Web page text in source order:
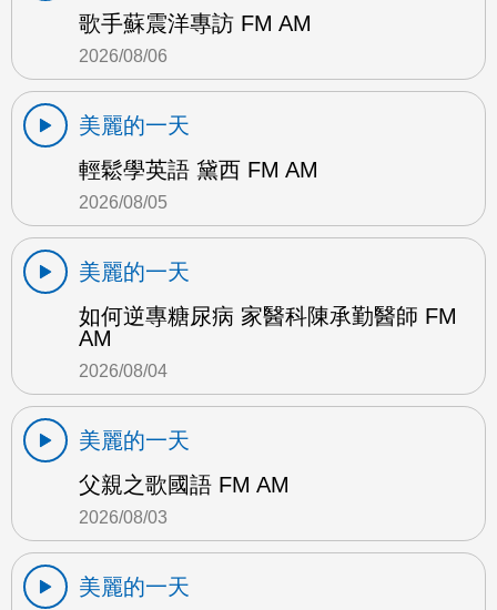
歌手蘇震洋專訪 FM AM
2026/08/06
美麗的一天
輕鬆學英語 黛西 FM AM
2026/08/05
美麗的一天
如何逆專糖尿病 家醫科陳承勤醫師 FM
AM
2026/08/04
美麗的一天
父親之歌國語 FM AM
2026/08/03
美麗的一天